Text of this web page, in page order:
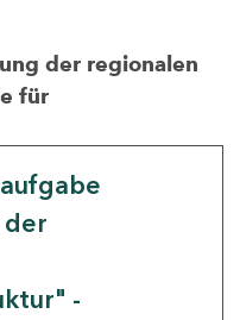
der regionalen
für
der
-